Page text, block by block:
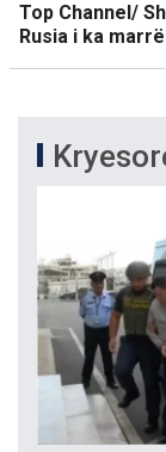
Top Channel/
Rusia i ka